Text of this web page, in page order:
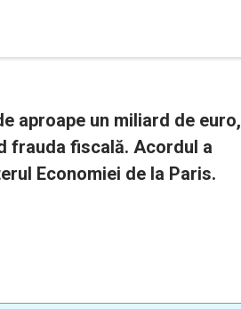
aproape un miliard de euro,
frauda fiscală. Acordul a
Economiei de la Paris.